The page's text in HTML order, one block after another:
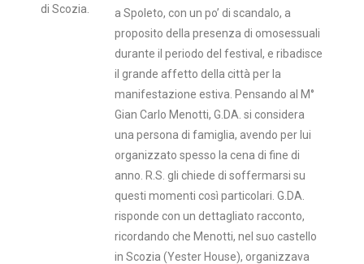
di Scozia.
a Spoleto, con un po’ di scandalo, a
proposito della presenza di omosessuali
durante il periodo del festival, e ribadisce
il grande affetto della città per la
manifestazione estiva. Pensando al M°
Gian Carlo Menotti, G.DA. si considera
una persona di famiglia, avendo per lui
organizzato spesso la cena di fine di
anno. R.S. gli chiede di soffermarsi su
questi momenti così particolari. G.DA.
risponde con un dettagliato racconto,
ricordando che Menotti, nel suo castello
in Scozia (Yester House), organizzava